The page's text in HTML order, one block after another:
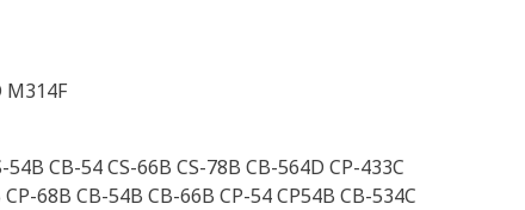
M314F
54B CB-54 CS-66B CS-78B CB-564D CP-433C
68B CB-54B CB-66B CP-54 CP54B CB-534C